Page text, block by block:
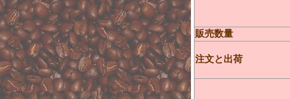
販売数量
注文と出荷